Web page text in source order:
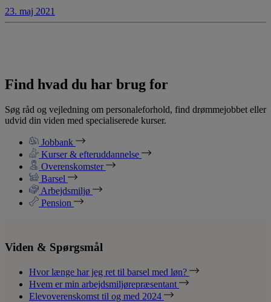
23. maj 2021
Find hvad du har brug for
Søg råd og vejledning om personaleforhold, find drømmejobbet eller
udvid din viden med specialiserede kurser.
Jobbank
Kurser & efteruddannelse
Overenskomster
Barsel
Arbejdsmiljø
Pension
Viden & Spørgsmål
Hvor længe har jeg ret til barsel med løn?
Hvem er min arbejdsmiljørepræsentant
Elevoverenskomst til og med 2024